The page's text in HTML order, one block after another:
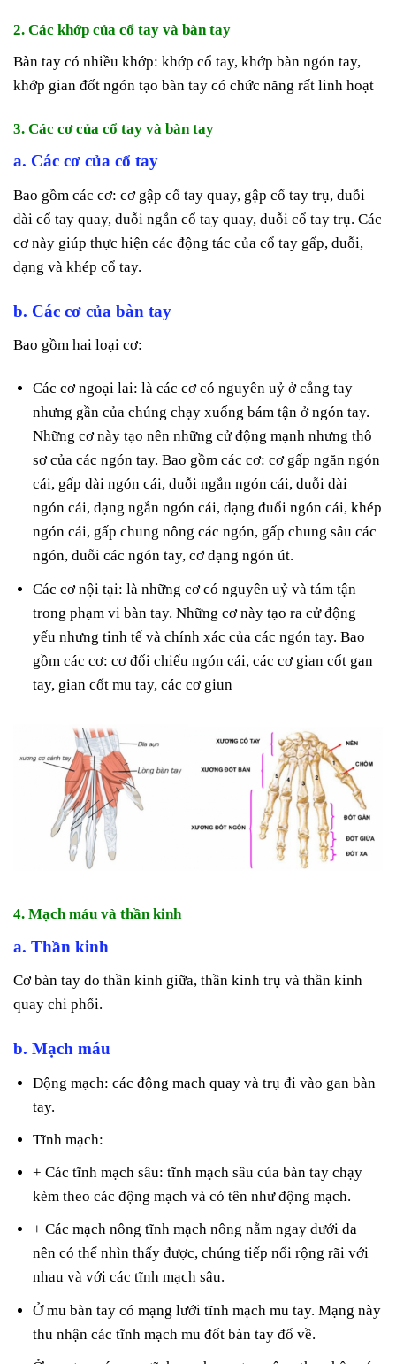
2. Các khớp của cổ tay và bàn tay
Bàn tay có nhiều khớp: khớp cổ tay, khớp bàn ngón tay,
khớp gian đốt ngón tạo bàn tay có chức năng rất linh hoạt
3. Các cơ của cổ tay và bàn tay
a. Các cơ của cổ tay
Bao gồm các cơ: cơ gập cổ tay quay, gập cổ tay trụ, duỗi
dài cổ tay quay, duỗi ngắn cổ tay quay, duỗi cổ tay trụ. Các
cơ này giúp thực hiện các động tác của cổ tay gấp, duỗi,
dạng và khép cổ tay.
b. Các cơ của bàn tay
Bao gồm hai loại cơ:
Các cơ ngoại lai: là các cơ có nguyên uỷ ở cẳng tay
nhưng gần của chúng chạy xuống bám tận ở ngón tay.
Những cơ này tạo nên những cử động mạnh nhưng thô
sơ của các ngón tay. Bao gồm các cơ: cơ gấp ngăn ngón
cái, gấp dài ngón cái, duỗi ngắn ngón cái, duỗi dài
ngón cái, dạng ngắn ngón cái, dạng đuổi ngón cái, khép
ngón cái, gấp chung nông các ngón, gấp chung sâu các
ngón, duỗi các ngón tay, cơ dạng ngón út.
Các cơ nội tại: là những cơ có nguyên uỷ và tám tận
trong phạm vi bàn tay. Những cơ này tạo ra cử động
yếu nhưng tinh tế và chính xác của các ngón tay. Bao
gồm các cơ: cơ đối chiếu ngón cái, các cơ gian cốt gan
tay, gian cốt mu tay, các cơ giun
4. Mạch máu và thần kinh
a. Thần kinh
Cơ bàn tay do thần kinh giữa, thần kinh trụ và thần kinh
quay chi phối.
b. Mạch máu
Động mạch: các động mạch quay và trụ đi vào gan bàn
tay.
Tĩnh mạch:
+ Các tĩnh mạch sâu: tĩnh mạch sâu của bàn tay chạy
kèm theo các động mạch và có tên như động mạch.
+ Các mạch nông tĩnh mạch nông nằm ngay dưới da
nên có thể nhìn thấy được, chúng tiếp nối rộng rãi với
nhau và với các tĩnh mạch sâu.
Ở mu bàn tay có mạng lưới tĩnh mạch mu tay. Mạng này
thu nhận các tĩnh mạch mu đốt bàn tay đổ về.